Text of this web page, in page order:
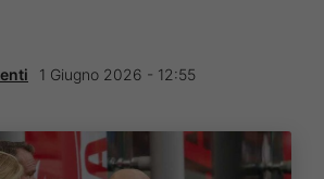
1 Giugno 2026 - 12:55